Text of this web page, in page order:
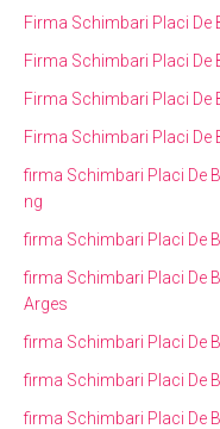
Firma Schimbari Placi De
Firma Schimbari Placi De
Firma Schimbari Placi De
Firma Schimbari Placi De
firma Schimbari Placi De
ng
firma Schimbari Placi De
firma Schimbari Placi De
Arges
firma Schimbari Placi De
firma Schimbari Placi De
firma Schimbari Placi De